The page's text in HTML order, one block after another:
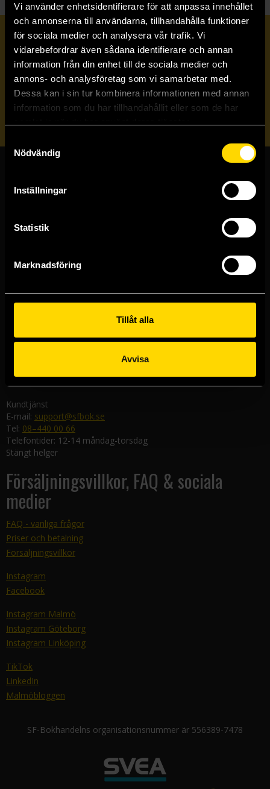
Vi använder enhetsidentifierare för att anpassa innehållet
och annonserna till användarna, tillhandahålla funktioner
för sociala medier och analysera vår trafik. Vi
vidarebefordrar även sådana identifierare och annan
information från din enhet till de sociala medier och
annons- och analysföretag som vi samarbetar med.
Dessa kan i sin tur kombinera informationen med annan
information som du har tillhandahållit eller som de har
Nödvändig
Inställningar
Statistik
Marknadsföring
Tillåt alla
Avvisa
Prenumerera på vårt nyhetsbrev
Veckobrevet
Skicka
Butiker & kundtjänst
Västerlånggatan 48
Göteborgsbutiken
Kungsgatan 19
Malmöbutiken
582 19 Linköping
Kundtjänst
E-mail: support@sfbok.se
Tel: 08–440 00 66
Telefontider: 12-14 måndag-torsdag
Stängt helger
Försäljningsvillkor, FAQ & sociala
medier
FAQ - vanliga frågor
Priser och betalning
Försäljningsvillkor
Instagram
Facebook
Instagram Malmö
Instagram Göteborg
Instagram Linköping
TikTok
LinkedIn
Malmöbloggen
SF-Bokhandelns organisationsnummer är 556389-7478